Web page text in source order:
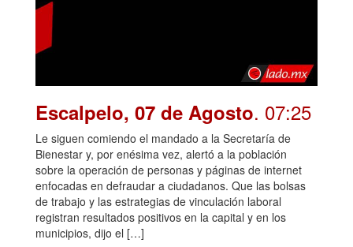
Escalpelo, 07 de Agosto. 07:25
Le siguen comiendo el mandado a la Secretaría de
Bienestar y, por enésima vez, alertó a la población
sobre la operación de personas y páginas de internet
enfocadas en defraudar a ciudadanos. Que las bolsas
de trabajo y las estrategias de vinculación laboral
registran resultados positivos en la capital y en los
municipios, dijo el […]